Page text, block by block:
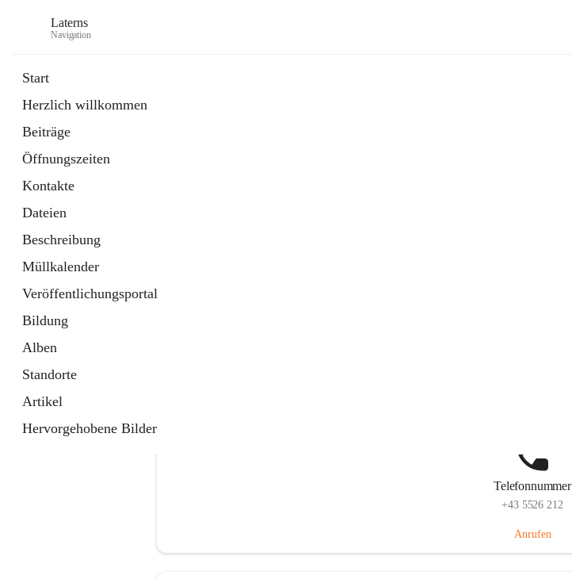
Laterns
Navigation
Start
Herzlich willkommen
Beiträge
Öffnungszeiten
Kontakte
Dateien
Beschreibung
Müllkalender
Veröffentlichungsportal
Bildung
Alben
Standorte
Artikel
Hervorgehobene Bilder
Telefonnummer
+43 5526 212
Anrufen